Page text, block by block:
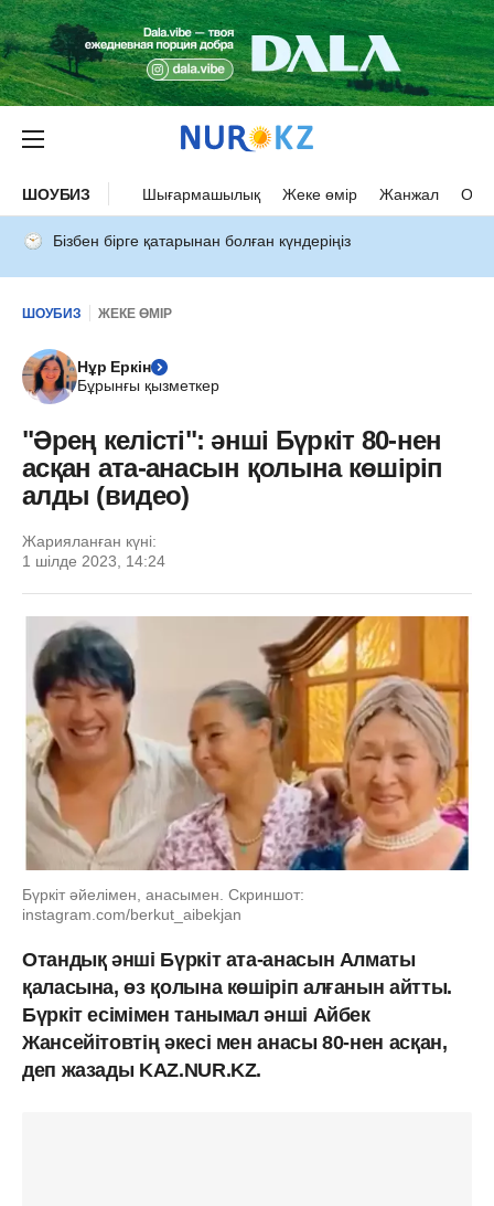
ШОУБИЗ Шығармашылық Жеке өмір Жанжал
Бізбен бірге қатарынан болған күндеріңіз
ШОУБИЗ ЖЕКЕ ӨМІР
Нұр Еркін
Бұрынғы қызметкер
"Әрең келісті": әнші Бүркіт 80-нен
асқан ата-анасын қолына көшіріп
алды (видео)
Жарияланған күні:
1 шілде 2023, 14:24
Бүркіт әйелімен, анасымен. Скриншот:
instagram.com/berkut_aibekjan
Отандық әнші Бүркіт ата-анасын Алматы
қаласына, өз қолына көшіріп алғанын айтты.
Бүркіт есімімен танымал әнші Айбек
Жансейітовтің әкесі мен анасы 80-нен асқан,
деп жазады KAZ.NUR.KZ.